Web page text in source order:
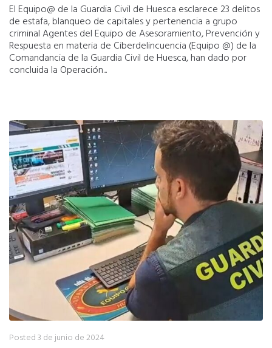
El Equipo@ de la Guardia Civil de Huesca esclarece 23 delitos
de estafa, blanqueo de capitales y pertenencia a grupo
criminal Agentes del Equipo de Asesoramiento, Prevención y
Respuesta en materia de Ciberdelincuencia (Equipo @) de la
Comandancia de la Guardia Civil de Huesca, han dado por
concluida la Operación...
Posted3 de junio de 2024